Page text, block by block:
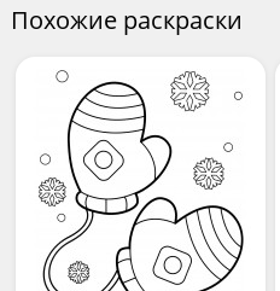
Похожие раскраски